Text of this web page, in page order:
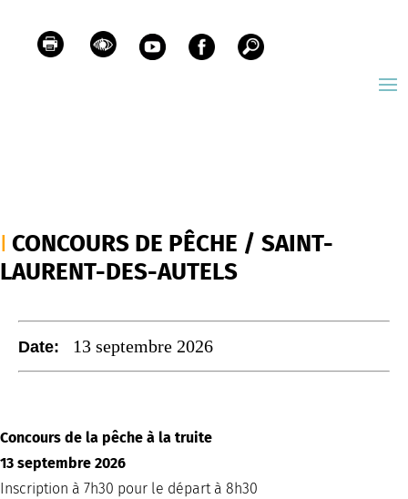
CONCOURS DE PÊCHE / SAINT-
LAURENT-DES-AUTELS
Date: 13 septembre 2026
Concours de la pêche à la truite
13 septembre 2026
Inscription à 7h30 pour le départ à 8h30